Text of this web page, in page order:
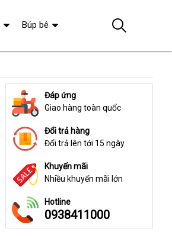
Đáp ứng
Giao hàng toàn quốc
Đổi trả hàng
Đổi trả lên tới 15 ngày
Khuyến mãi
Nhiều khuyến mãi lớn
Hotline
0938411000
Búp bê